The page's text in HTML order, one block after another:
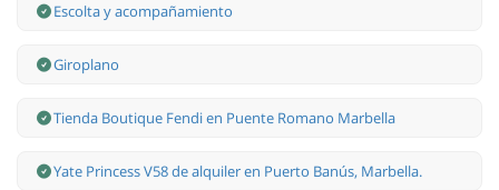
Escolta y acompañamiento
Giroplano
Tienda Boutique Fendi en Puente Romano Marbella
Yate Princess V58 de alquiler en Puerto Banús, Marbella.